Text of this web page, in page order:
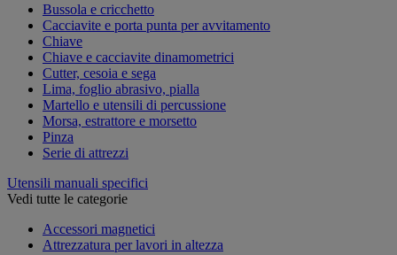
Bussola e cricchetto
Cacciavite e porta punta per avvitamento
Chiave
Chiave e cacciavite dinamometrici
Cutter, cesoia e sega
Lima, foglio abrasivo, pialla
Martello e utensili di percussione
Morsa, estrattore e morsetto
Pinza
Serie di attrezzi
Utensili manuali specifici
Vedi tutte le categorie
Accessori magnetici
Attrezzatura per lavori in altezza